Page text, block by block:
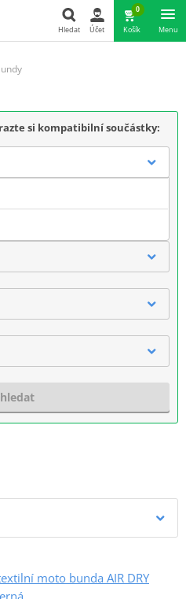
Hledat Účet
0
Košík Menu
si kompatibilní součástky:
moto bunda AIR DRY